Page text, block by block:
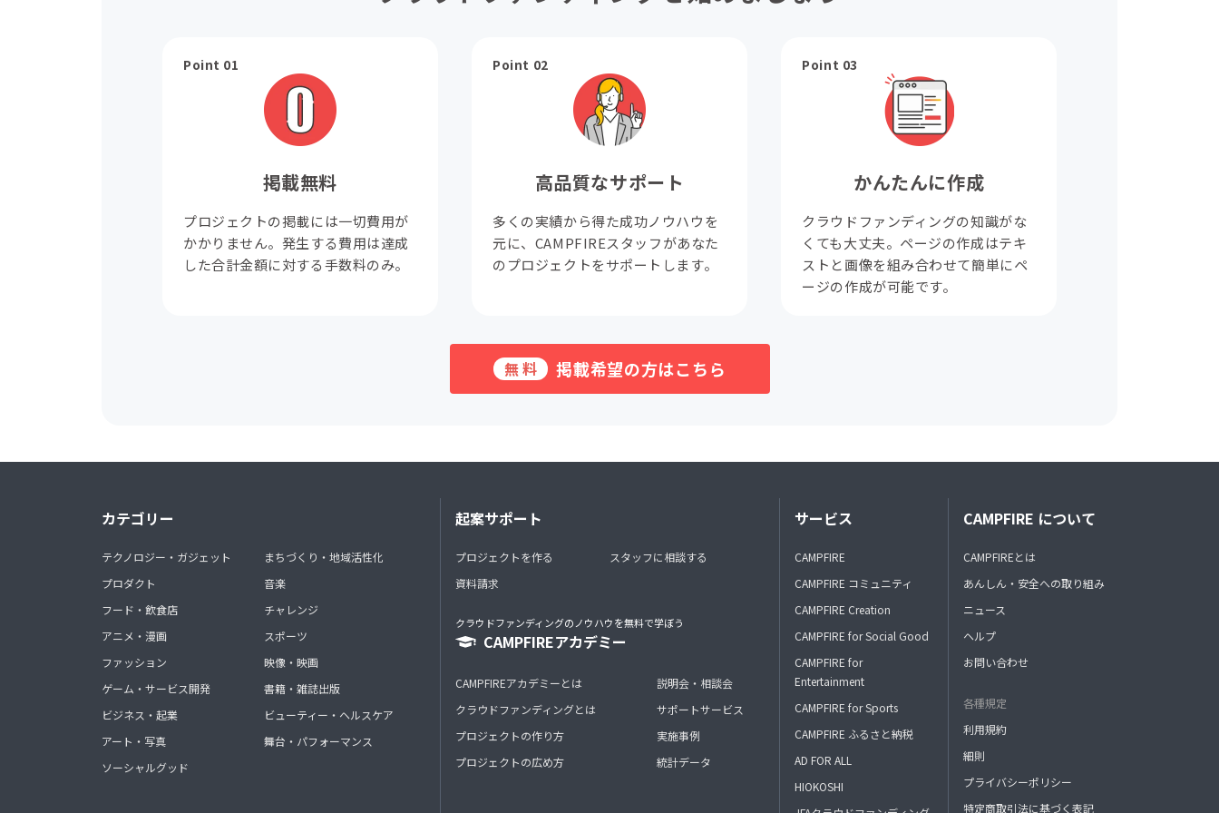
Point 01
掲載無料
プロジェクトの掲載には一切費用が
かかりません。発生する費用は達成
した合計金額に対する手数料のみ。
Point 02
高品質なサポート
多くの実績から得た成功ノウハウを
元に、CAMPFIREスタッフがあなた
のプロジェクトをサポートします。
Point 03
かんたんに作成
クラウドファンディングの知識がな
くても大丈夫。ページの作成はテキ
ストと画像を組み合わせて簡単にペ
ージの作成が可能です。
無料 掲載希望の方はこちら
カテゴリー
テクノロジー・ガジェット
プロダクト
フード・飲食店
アニメ・漫画
ファッション
ゲーム・サービス開発
ビジネス・起業
アート・写真
ソーシャルグッド
まちづくり・地域活性化
音楽
チャレンジ
スポーツ
映像・映画
書籍・雑誌出版
ビューティー・ヘルスケア
舞台・パフォーマンス
起案サポート
プロジェクトを作る
資料請求
スタッフに相談する
クラウドファンディングのノウハウを無料で学ぼう
CAMPFIREアカデミー
CAMPFIREアカデミーとは
クラウドファンディングとは
プロジェクトの作り方
プロジェクトの広め方
説明会・相談会
サポートサービス
実施事例
統計データ
サービス
CAMPFIRE
CAMPFIRE コミュニティ
CAMPFIRE Creation
CAMPFIRE for Social Good
CAMPFIRE for
Entertainment
CAMPFIRE for Sports
CAMPFIRE ふるさと納税
AD FOR ALL
HIOKOSHI
CAMPFIRE について
CAMPFIREとは
あんしん・安全への取り組み
ニュース
ヘルプ
お問い合わせ
各種規定
利用規約
細則
プライバシーポリシー
特定商取引法に基づく表記